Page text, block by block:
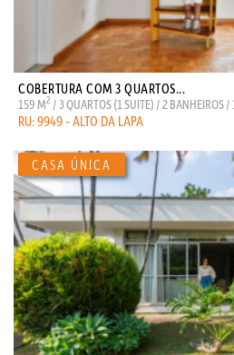
COBERTURA COM 3 QUARTOS...
159 M2 / 3 QUARTOS (1 SUITE) / 2 BANHEIROS /
RU: 9949 - ALTO DA LAPA